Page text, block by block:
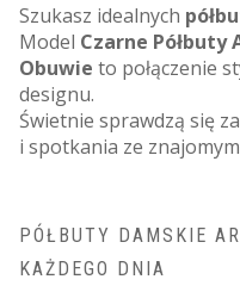
Szukasz idealnych
Model Czarne Półbuty
Obuwie to połączenie
designu.
Świetnie sprawdzą się
i spotkania ze
PÓŁBUTY DAMSKIE
KAŻDEGO DNIA